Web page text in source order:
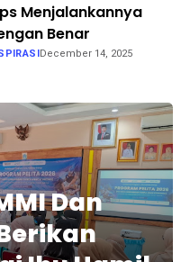
Menjalankannya
Benar
December 14, 2025
Dan